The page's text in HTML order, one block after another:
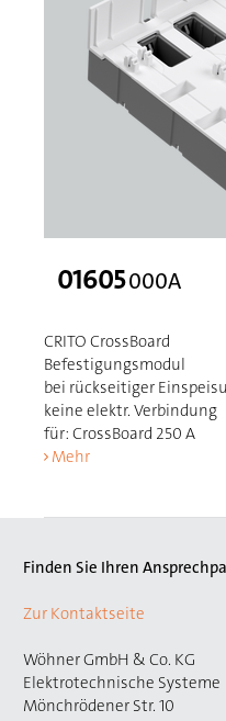
01605000A
CRITO CrossBoard
Befestigungsmodul
bei rückseitiger
keine elektr. Verbindung
für: CrossBoard 250 A
Mehr
Finden Sie Ihren
Zur Kontaktseite
Wöhner GmbH & Co. KG
Elektrotechnische Systeme
Mönchrödener Str. 10